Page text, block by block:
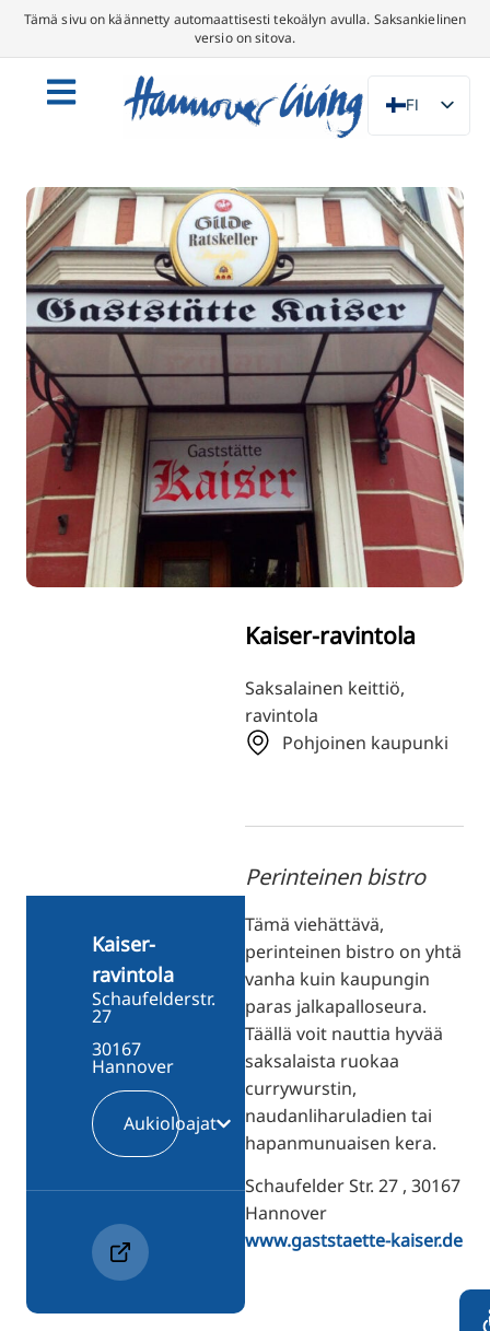
Tämä sivu on käännetty automaattisesti tekoälyn avulla. Saksankielinen
versio on sitova.
FI
DE
NL
PL
ES
IT
DA
SV
TR
RU
ZH
JA
Kaiser-ravintola
Saksalainen keittiö,
ravintola
Pohjoinen kaupunki
Perinteinen bistro
Tämä viehättävä,
perinteinen bistro on yhtä
vanha kuin kaupungin
paras jalkapalloseura.
Täällä voit nauttia hyvää
saksalaista ruokaa
currywurstin,
naudanliharuladien tai
hapanmunuaisen kera.
Schaufelder Str. 27 , 30167
Hannover
www.gaststaette-kaiser.de
Kaiser-
ravintola
Schaufelderstr.
27
30167
Hannover
Aukioloajat